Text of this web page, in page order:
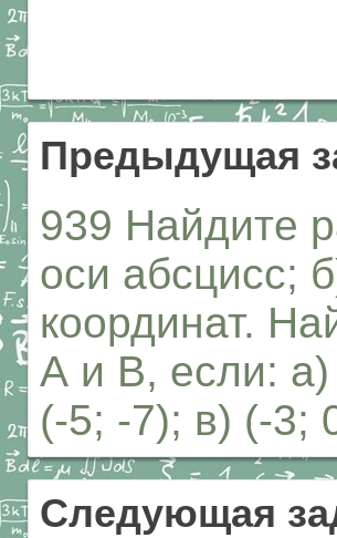
Предыдущая
939 Найдите
оси абсцисс;
координат.
А и В, если:
(-5; -7); в) (-3;
Следующая